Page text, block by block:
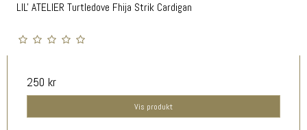
LIL' ATELIER Turtledove Fhija Strik Cardigan
250 kr
Vis produkt